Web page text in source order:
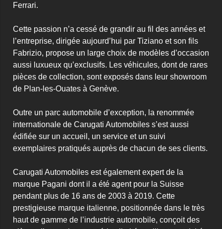
Ferrari.
Cette passion n’a cessé de grandir au fil des années et
l’entreprise, dirigée aujourd’hui par Tiziano et son fils
Fabrizio, propose un large choix de modèles d’occasion
aussi luxueux qu’exclusifs. Les véhicules, dont de rares
pièces de collection, sont exposés dans leur showroom
de Plan-les-Ouates à Genève.
Outre un parc automobile d’exception, la renommée
internationale de Carugati Automobiles s’est aussi
édifiée sur un accueil, un service et un suivi
exemplaires pratiqués auprès de chacun de ses clients.
Carugati Automobiles est également expert de la
marque Pagani dont il a été agent pour la Suisse
pendant plus de 16 ans de 2003 à 2019. Cette
prestigieuse marque italienne, positionnée dans le très
haut de gamme de l’industrie automobile, conçoit des